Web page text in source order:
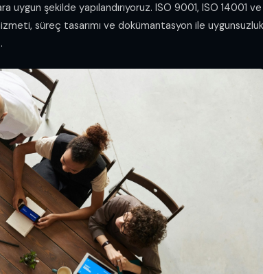
uygun şekilde yapılandırıyoruz. ISO 9001, ISO 14001 ve
süreç tasarımı ve dokümantasyon ile uygunsuzluk